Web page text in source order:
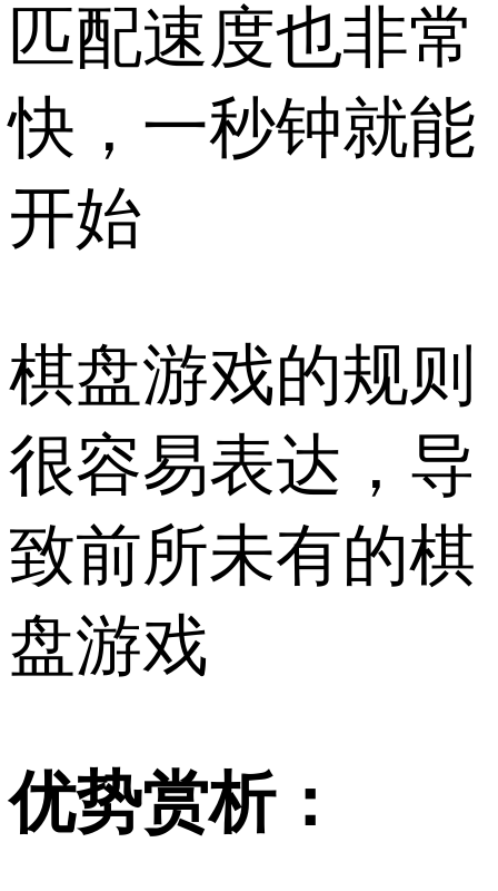
匹配速度也非常
快，一秒钟就能
开始
棋盘游戏的规则
很容易表达，导
致前所未有的棋
盘游戏
优势赏析：